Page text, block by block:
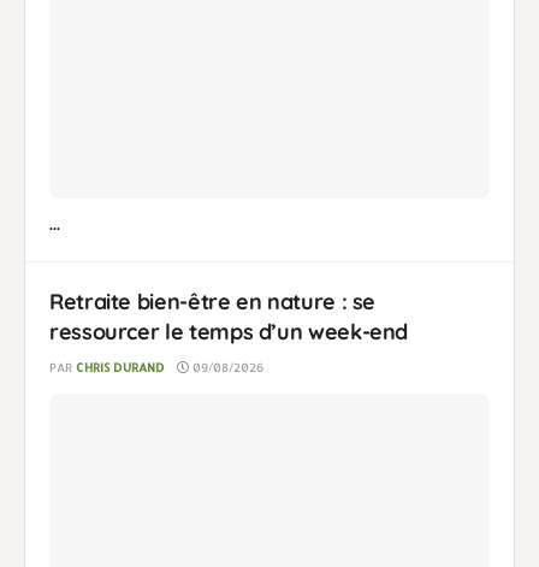
...
Retraite bien-être en nature : se
ressourcer le temps d’un week-end
PAR CHRIS DURAND 09/08/2026